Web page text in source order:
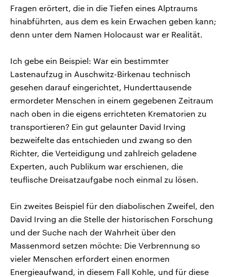
Fragen erörtert, die in die Tiefen eines Alptraums
hinabführten, aus dem es kein Erwachen geben kann;
denn unter dem Namen Holocaust war er Realität.
Ich gebe ein Beispiel: War ein bestimmter
Lastenaufzug in Auschwitz-Birkenau technisch
gesehen darauf eingerichtet, Hunderttausende
ermordeter Menschen in einem gegebenen Zeitraum
nach oben in die eigens errichteten Krematorien zu
transportieren? Ein gut gelaunter David Irving
bezweifelte das entschieden und zwang so den
Richter, die Verteidigung und zahlreich geladene
Experten, auch Publikum war erschienen, die
teuflische Dreisatzaufgabe noch einmal zu lösen.
Ein zweites Beispiel für den diabolischen Zweifel, den
David Irving an die Stelle der historischen Forschung
und der Suche nach der Wahrheit über den
Massenmord setzen möchte: Die Verbrennung so
vieler Menschen erfordert einen enormen
Energieaufwand, in diesem Fall Kohle, und für diese